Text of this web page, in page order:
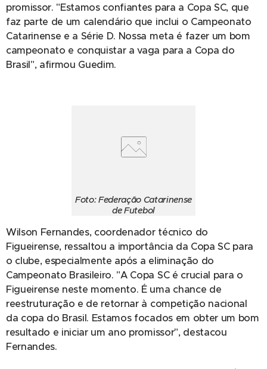
promissor. "Estamos confiantes para a Copa SC, que
faz parte de um calendário que inclui o Campeonato
Catarinense e a Série D. Nossa meta é fazer um bom
campeonato e conquistar a vaga para a Copa do
Brasil", afirmou Guedim.
Foto: Federação Catarinense
de Futebol
Wilson Fernandes, coordenador técnico do
Figueirense, ressaltou a importância da Copa SC para
o clube, especialmente após a eliminação do
Campeonato Brasileiro. "A Copa SC é crucial para o
Figueirense neste momento. É uma chance de
reestruturação e de retornar à competição nacional
da copa do Brasil. Estamos focados em obter um bom
resultado e iniciar um ano promissor", destacou
Fernandes.